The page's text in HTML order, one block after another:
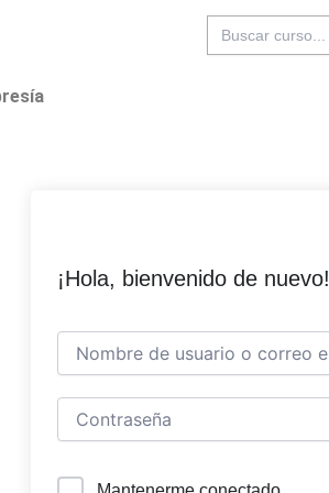
Buscar:
¡Hola, bienvenido de nuevo!